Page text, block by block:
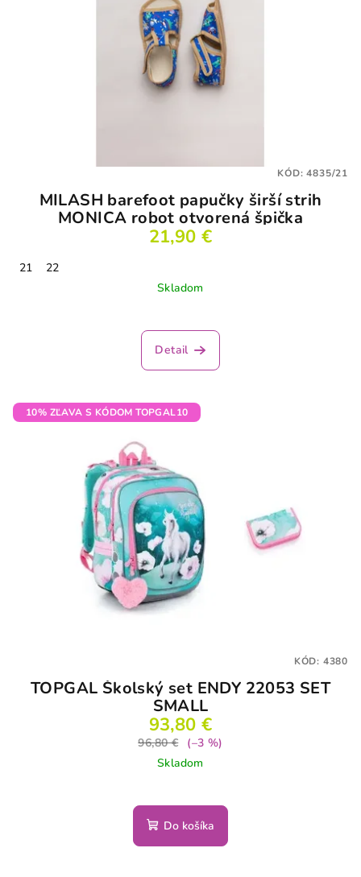
MILASH barefoot papučky širší strih
MONICA robot otvorená špička
21,90 €
21
22
Skladom
hodnotenie
produktu
5
hviezdičiek.
Detail
KÓD:4835/21
10% ZĽAVA S KÓDOM TOPGAL10
TOPGAL Školský set ENDY 22053 SET
SMALL
93,80 €
96,80 €
(–3 %)
Skladom
Do košíka
KÓD: 4380